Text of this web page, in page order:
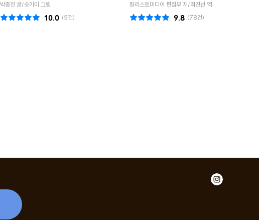
박종진 글/슷카이 그림
(5건)
10.0
칼리스토미디어 편집부 저/최진선 역
(78건)
9.8